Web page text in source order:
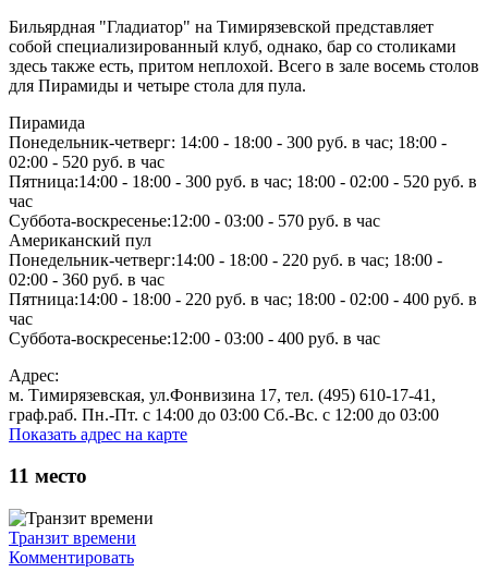
Бильярдная "Гладиатор" на Тимирязевской представляет
собой специализированный клуб, однако, бар со столиками
здесь также есть, притом неплохой. Всего в зале восемь столов
для Пирамиды и четыре стола для пула.
Пирамида
Понедельник-четверг: 14:00 - 18:00 - 300 руб. в час; 18:00 -
02:00 - 520 руб. в час
Пятница:14:00 - 18:00 - 300 руб. в час; 18:00 - 02:00 - 520 руб. в
час
Суббота-воскресенье:12:00 - 03:00 - 570 руб. в час
Американский пул
Понедельник-четверг:14:00 - 18:00 - 220 руб. в час; 18:00 -
02:00 - 360 руб. в час
Пятница:14:00 - 18:00 - 220 руб. в час; 18:00 - 02:00 - 400 руб. в
час
Суббота-воскресенье:12:00 - 03:00 - 400 руб. в час
Адрес:
м. Тимирязевская, ул.Фонвизина 17, тел. (495) 610-17-41,
граф.раб. Пн.-Пт. с 14:00 до 03:00 Сб.-Вс. с 12:00 до 03:00
Показать адрес на карте
11 место
Транзит времени
Комментировать